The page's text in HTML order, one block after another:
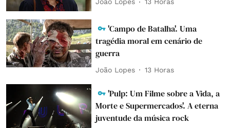
João Lopes 13 Horas
'Campo de Batalha'. Uma
tragédia moral em cenário de
guerra
João Lopes 13 Horas
'Pulp: Um Filme sobre a Vida, a
Morte e Supermercados'. A eterna
juventude da música rock